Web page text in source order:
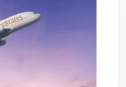
Rus Turist İçin Yeni
bilançosunu açıkladı: